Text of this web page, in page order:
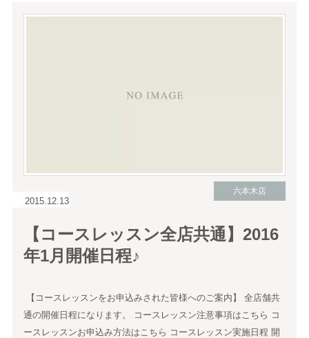
2015.12.13
六本木店
【コースレッスン全店共通】2016
年1月開催日程♪
【コースレッスンをお申込みされた皆様へのご案内】 全店舗共
通の開催日程になります。 コースレッスン注意事項はこちら コ
ースレッスンお申込み方法はこちら コースレッスン実施日程 開